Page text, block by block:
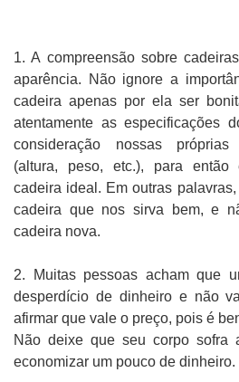
1. A compreensão sobre
aparência. Não ignore a
cadeira apenas por ela ser
atentamente as especificações
consideração nossas próprias
(altura, peso, etc.), para
cadeira ideal. Em outras
cadeira que nos sirva bem, e
cadeira nova.
2. Muitas pessoas acham que
desperdício de dinheiro e não
afirmar que vale o preço, pois é
Não deixe que seu corpo sofra
economizar um pouco de dinheiro.